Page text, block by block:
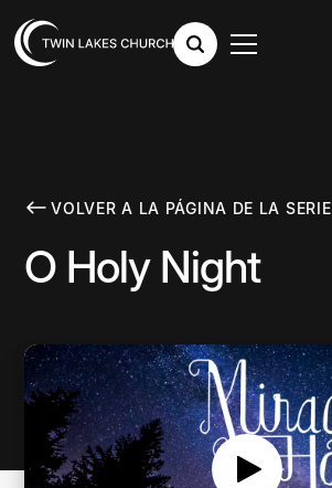
VOLVER A LA PÁGINA DE LA SERIE
O Holy Night